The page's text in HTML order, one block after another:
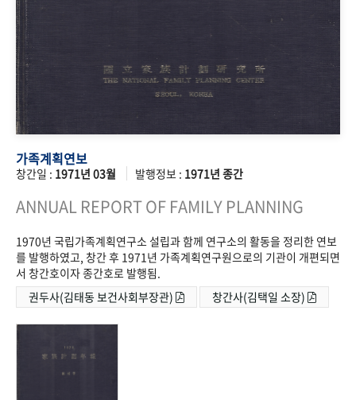
가족계획연보
창간일 : 1971년 03월 발행정보 : 1971년 종간
ANNUAL REPORT OF FAMILY PLANNING
1970년 국립가족계획연구소 설립과 함께 연구소의 활동을 정리한 연보
를 발행하였고, 창간 후 1971년 가족계획연구원으로의 기관이 개편되면
서 창간호이자 종간호로 발행됨.
권두사(김태동 보건사회부장관)
창간사(김택일 소장)